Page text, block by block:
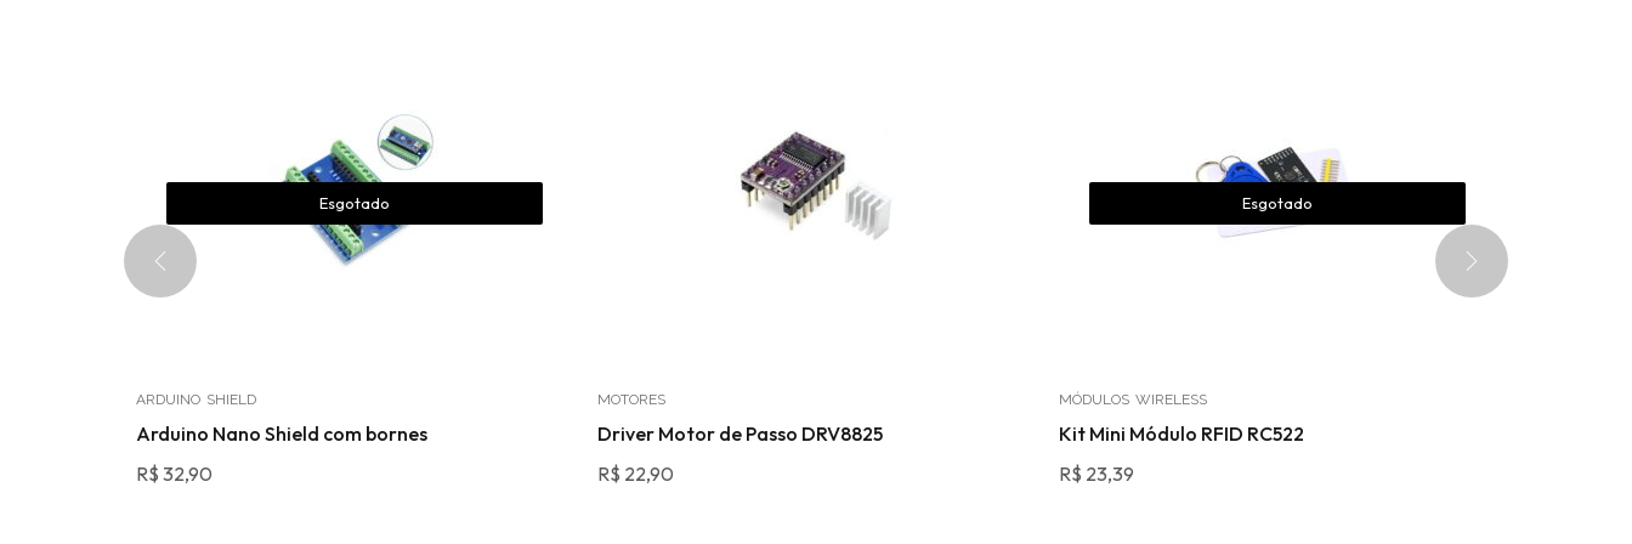
Esgotado
ARDUINO SHIELD
Arduino Nano Shield com bornes
R$ 32,90
MOTORES
Driver Motor de Passo DRV8825
R$ 22,90
Esgotado
MÓDULOS WIRELESS
Kit Mini Módulo RFID RC522
R$ 23,39